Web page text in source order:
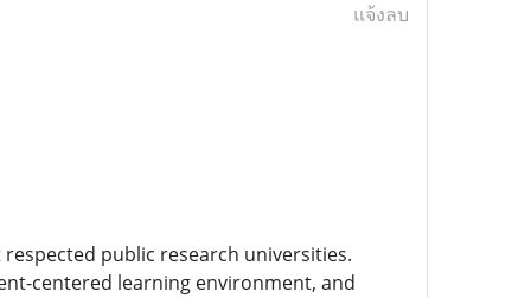
แจ้งลบ
public research universities.
centered learning environment, and